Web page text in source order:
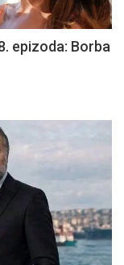
epizoda: Borba